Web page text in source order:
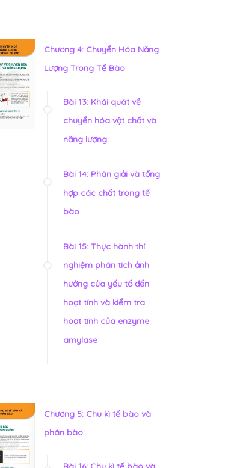
Chương 4: Chuyển Hóa Năng
Lượng Trong Tế Bào
Bài 13: Khái quát về
chuyển hóa vật chất và
năng lượng
Bài 14: Phân giải và tổng
hợp các chất trong tế
bào
Bài 15: Thực hành thí
nghiệm phân tích ảnh
hưởng của yếu tố đến
hoạt tính và kiểm tra
hoạt tính của enzyme
amylase
Chương 5: Chu kì tế bào và
phân bào